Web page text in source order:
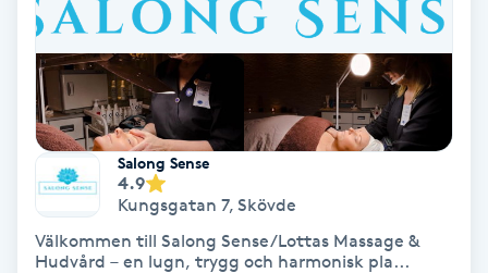
Sockring
Spa
Spa manikyr & pedikyr
Spa-manikyr
Spa-pedikyr
Salong Sense
4.9
Kungsgatan 7, Skövde
Välkommen till Salong Sense/Lottas Massage &
Hudvård – en lugn, trygg och harmonisk pla...